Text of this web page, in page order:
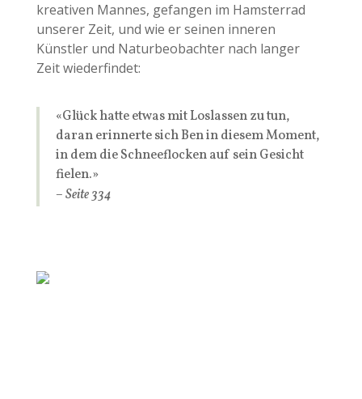
kreativen Mannes, gefangen im Hamsterrad
unserer Zeit, und wie er seinen inneren
Künstler und Naturbeobachter nach langer
Zeit wiederfindet:
«Glück hatte etwas mit Loslassen zu tun,
daran erinnerte sich Ben in diesem Moment,
in dem die Schneeflocken auf sein Gesicht
fielen.»
– Seite 334